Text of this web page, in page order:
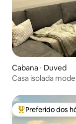
Cabana ⋅ Duved
Casa isolada
Entre os
Preferido dos